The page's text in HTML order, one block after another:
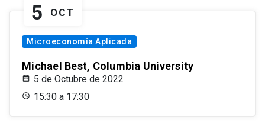
5 OCT
Microeconomía Aplicada
Michael Best, Columbia University
5 de Octubre de 2022
15:30 a 17:30